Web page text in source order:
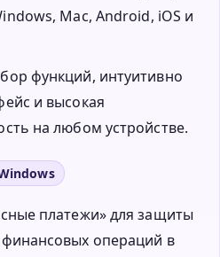
Mac, Android, iOS и
функций, интуитивно
и высокая
на любом устройстве.
платежи» для защиты
операций в